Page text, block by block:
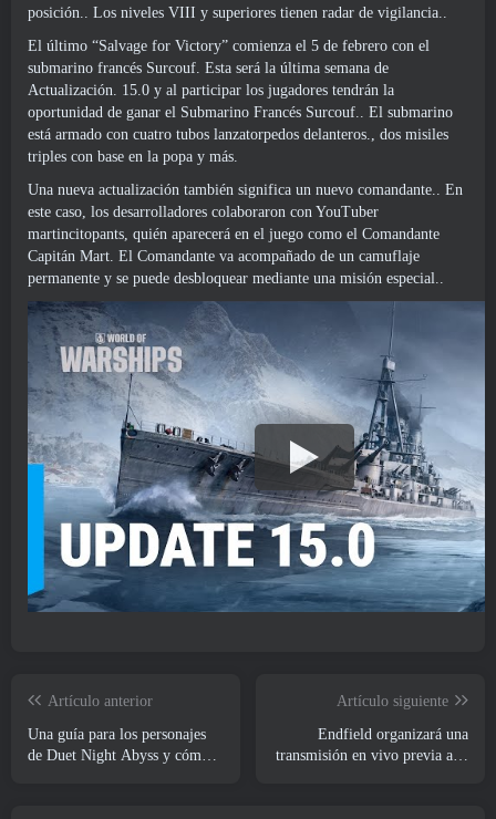
posición.. Los niveles VIII y superiores tienen radar de vigilancia..
El último “Salvage for Victory” comienza el 5 de febrero con el
submarino francés Surcouf. Esta será la última semana de
Actualización. 15.0 y al participar los jugadores tendrán la
oportunidad de ganar el Submarino Francés Surcouf.. El submarino
está armado con cuatro tubos lanzatorpedos delanteros., dos misiles
triples con base en la popa y más.
Una nueva actualización también significa un nuevo comandante.. En
este caso, los desarrolladores colaboraron con YouTuber
martincitopants, quién aparecerá en el juego como el Comandante
Capitán Mart. El Comandante va acompañado de un camuflaje
permanente y se puede desbloquear mediante una misión especial..
Artículo anterior
Una guía para los personajes
de Duet Night Abyss y cómo
Artículo siguiente
Endfield organizará una
transmisión en vivo previa a la